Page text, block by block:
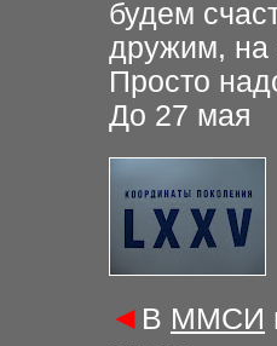
будем
дружим, на
Просто
До 27 мая
◄ В ММСИ